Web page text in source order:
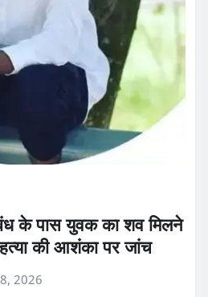
के पास युवक का शव मिलने
की आशंका पर जांच
2026